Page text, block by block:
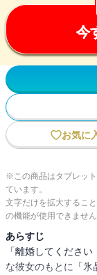
今
お気に
※この商品はタブレッ
ています。
文字だけを拡大するこ
の機能が使用できません
あらすじ
「離婚してくださ
な彼女のもとに「